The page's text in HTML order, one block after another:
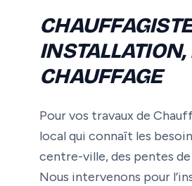
CHAUFFAGE
Pour vos travaux de
local qui connaît les
centre-ville, des pentes
Nous intervenons pour